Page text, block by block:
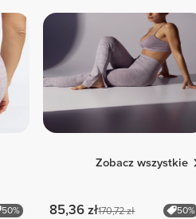
Zobacz wszystkie
50% 85,36 zł170,72 zł 50%